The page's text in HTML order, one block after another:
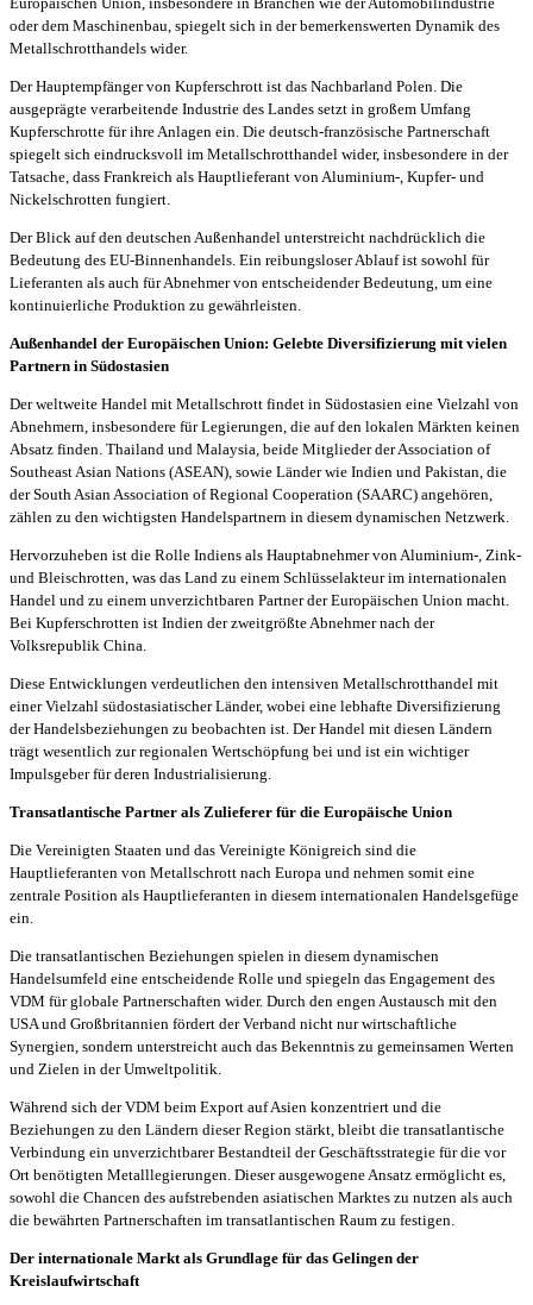
oder dem Maschinenbau, spiegelt sich in der bemerkenswerten Dynamik des
Metallschrotthandels wider.
Der Hauptempfänger von Kupferschrott ist das Nachbarland Polen. Die
ausgeprägte verarbeitende Industrie des Landes setzt in großem Umfang
Kupferschrotte für ihre Anlagen ein. Die deutsch-französische Partnerschaft
spiegelt sich eindrucksvoll im Metallschrotthandel wider, insbesondere in der
Tatsache, dass Frankreich als Hauptlieferant von Aluminium-, Kupfer- und
Nickelschrotten fungiert.
Der Blick auf den deutschen Außenhandel unterstreicht nachdrücklich die
Bedeutung des EU-Binnenhandels. Ein reibungsloser Ablauf ist sowohl für
Lieferanten als auch für Abnehmer von entscheidender Bedeutung, um eine
kontinuierliche Produktion zu gewährleisten.
Außenhandel der Europäischen Union: Gelebte Diversifizierung mit vielen
Partnern in Südostasien
Der weltweite Handel mit Metallschrott findet in Südostasien eine Vielzahl von
Abnehmern, insbesondere für Legierungen, die auf den lokalen Märkten keinen
Absatz finden. Thailand und Malaysia, beide Mitglieder der Association of
Southeast Asian Nations (ASEAN), sowie Länder wie Indien und Pakistan, die
der South Asian Association of Regional Cooperation (SAARC) angehören,
zählen zu den wichtigsten Handelspartnern in diesem dynamischen Netzwerk.
Hervorzuheben ist die Rolle Indiens als Hauptabnehmer von Aluminium-, Zink-
und Bleischrotten, was das Land zu einem Schlüsselakteur im internationalen
Handel und zu einem unverzichtbaren Partner der Europäischen Union macht.
Bei Kupferschrotten ist Indien der zweitgrößte Abnehmer nach der
Volksrepublik China.
Diese Entwicklungen verdeutlichen den intensiven Metallschrotthandel mit
einer Vielzahl südostasiatischer Länder, wobei eine lebhafte Diversifizierung
der Handelsbeziehungen zu beobachten ist. Der Handel mit diesen Ländern
trägt wesentlich zur regionalen Wertschöpfung bei und ist ein wichtiger
Impulsgeber für deren Industrialisierung.
Transatlantische Partner als Zulieferer für die Europäische Union
Die Vereinigten Staaten und das Vereinigte Königreich sind die
Hauptlieferanten von Metallschrott nach Europa und nehmen somit eine
zentrale Position als Hauptlieferanten in diesem internationalen Handelsgefüge
ein.
Die transatlantischen Beziehungen spielen in diesem dynamischen
Handelsumfeld eine entscheidende Rolle und spiegeln das Engagement des
VDM für globale Partnerschaften wider. Durch den engen Austausch mit den
USA und Großbritannien fördert der Verband nicht nur wirtschaftliche
Synergien, sondern unterstreicht auch das Bekenntnis zu gemeinsamen Werten
und Zielen in der Umweltpolitik.
Während sich der VDM beim Export auf Asien konzentriert und die
Beziehungen zu den Ländern dieser Region stärkt, bleibt die transatlantische
Verbindung ein unverzichtbarer Bestandteil der Geschäftsstrategie für die vor
Ort benötigten Metalllegierungen. Dieser ausgewogene Ansatz ermöglicht es,
sowohl die Chancen des aufstrebenden asiatischen Marktes zu nutzen als auch
die bewährten Partnerschaften im transatlantischen Raum zu festigen.
Der internationale Markt als Grundlage für das Gelingen der
Kreislaufwirtschaft